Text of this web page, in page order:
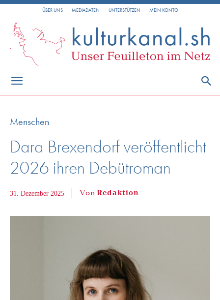
ÜBER UNS MEDIADATEN UNTERSTÜTZEN MEIN KONTO
Menschen
Dara Brexendorf veröffentlicht
2026 ihren Debütroman
31. Dezember 2025 VonRedaktion